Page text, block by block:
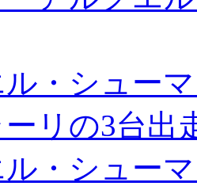
ル・シュー
リの3台出
ル・シュー